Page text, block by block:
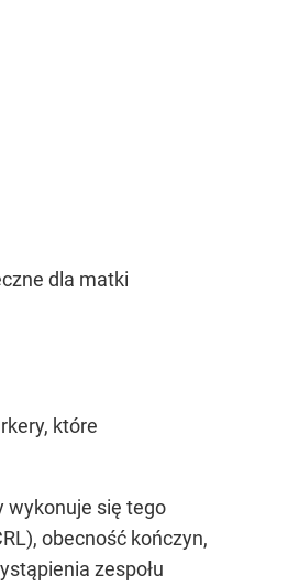
dla matki
które
wykonuje się tego
obecność kończyn,
zespołu